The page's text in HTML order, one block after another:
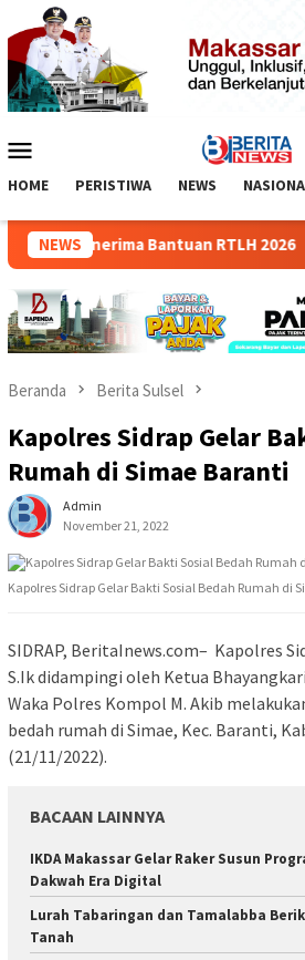
Loncat
ke
konten
Mobile
HOME PERISTIWA NEWS
NEWS
Penerima Bantuan RTLH 2026
Beranda Berita Sulsel
Kapolres Sidrap Gelar
Rumah di Simae Baranti
Admin
November 21, 2022
Kapolres Sidrap Gelar Bakti Sosial Bedah Rumah di
SIDRAP, BeritaInews.com– Kapolres
S.Ik didampingi oleh Ketua
Waka Polres Kompol M. Akib
bedah rumah di Simae, Kec. Baranti,
(21/11/2022).
BACAAN LAINNYA
IKDA Makassar Gelar Raker Susun
Dakwah Era Digital
Lurah Tabaringan dan Tamalabba
Tanah